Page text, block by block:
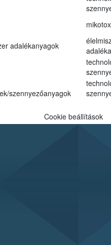
adalékanyagok
szennyezőanyagok
Cookie beállítások